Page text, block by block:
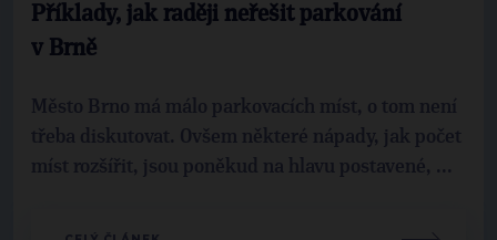
Příklady, jak raději neřešit parkování
v Brně
Město Brno má málo parkovacích míst, o tom není
třeba diskutovat. Ovšem některé nápady, jak počet
míst rozšířit, jsou poněkud na hlavu postavené, ...